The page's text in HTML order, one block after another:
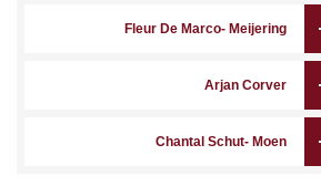
Fleur De Marco- Meijering
Arjan Corver
Chantal Schut- Moen